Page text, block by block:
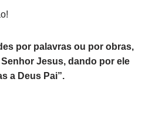
por palavras ou por obras,
Jesus, dando por ele
a Deus Pai”.